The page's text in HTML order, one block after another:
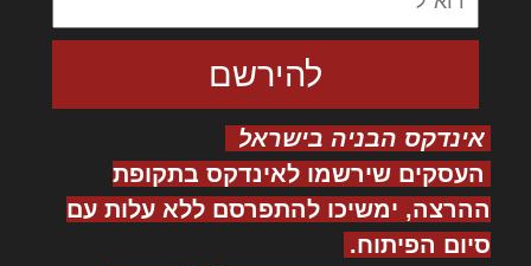
אינדקס הבניה בישראל
העסקים שירשמו לאינדקס בתקופת
ההרצה, ימשיכו להתפרסם ללא עלות עם
סיום הפיתוח.